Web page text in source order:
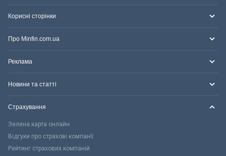
Корисні сторінки
Про Minfin.com.ua
Реклама
Новини та статті
Страхування
Зелена карта онлайн
Відгуки про страхові компанії
Рейтинг страхових компаній